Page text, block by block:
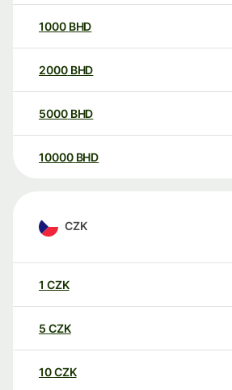
1000 BHD
2000 BHD
5000 BHD
10000 BHD
CZK
1 CZK
5 CZK
10CZK